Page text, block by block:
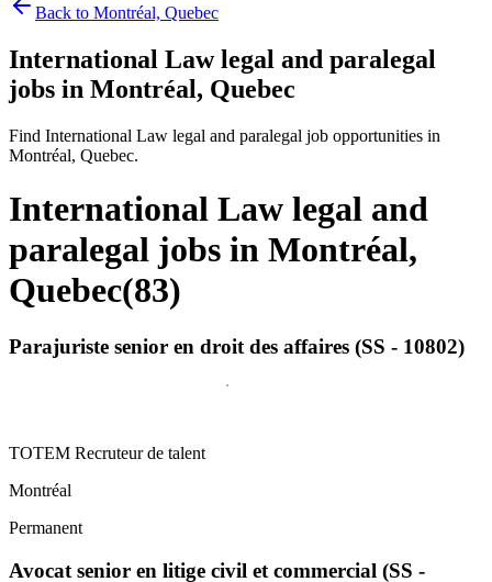
Back to Montréal, Quebec
International Law legal and paralegal
jobs in Montréal, Quebec
Find International Law legal and paralegal job opportunities in
Montréal, Quebec.
International Law legal and
paralegal jobs in Montréal,
Quebec(83)
Parajuriste senior en droit des affaires (SS - 10802)
TOTEM Recruteur de talent
Montréal
Permanent
Avocat senior en litige civil et commercial (SS -